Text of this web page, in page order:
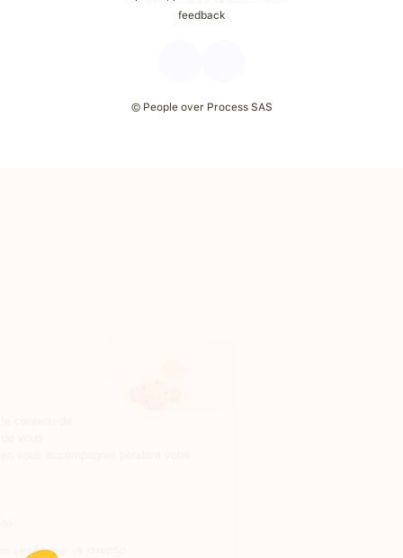
feedback
© People over Process SAS